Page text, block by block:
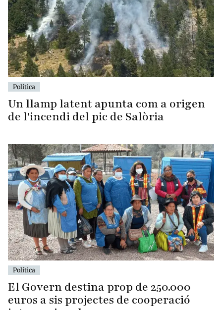
Política
Un llamp latent apunta com a origen
de l'incendi del pic de Salòria
Política
El Govern destina prop de 250.000
euros a sis projectes de cooperació